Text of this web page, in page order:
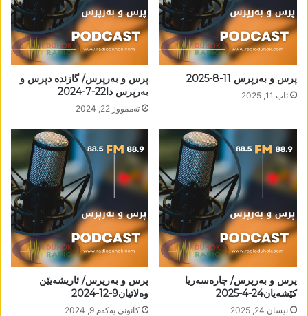
پرس و بەرپرس 11-8-2025
ئاب 11, 2025
پرس و بەرپرس/ گازندە دپرس و
بەرپرس دا22-7-2024
تەممووز 22, 2024
پرس و بەرپرس/ چارەسەریا
کێشەیان24-4-2025
نیسان 24, 2025
پرس و بەرپرس/ ئاریشەیێن
وەلاتیان9-12-2024
كانونی یه‌كه‌م 9, 2024